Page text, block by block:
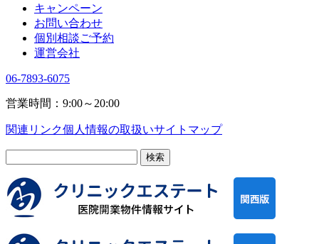
キャンペーン
お問い合わせ
個別相談ご予約
運営会社
06-7893-6075
営業時間：9:00～20:00
関連リンク個人情報の取扱いサイトマップ